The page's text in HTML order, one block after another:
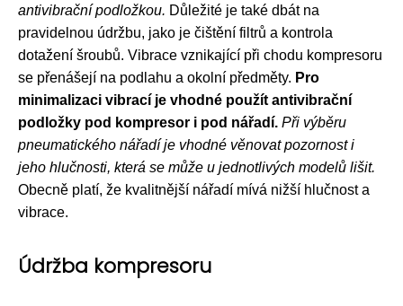
antivibrační podložkou. Důležité je také dbát na
pravidelnou údržbu, jako je čištění filtrů a kontrola
dotažení šroubů. Vibrace vznikající při chodu kompresoru
se přenášejí na podlahu a okolní předměty. Pro
minimalizaci vibrací je vhodné použít antivibrační
podložky pod kompresor i pod nářadí. Při výběru
pneumatického nářadí je vhodné věnovat pozornost i
jeho hlučnosti, která se může u jednotlivých modelů lišit.
Obecně platí, že kvalitnější nářadí mívá nižší hlučnost a
vibrace.
Údržba kompresoru